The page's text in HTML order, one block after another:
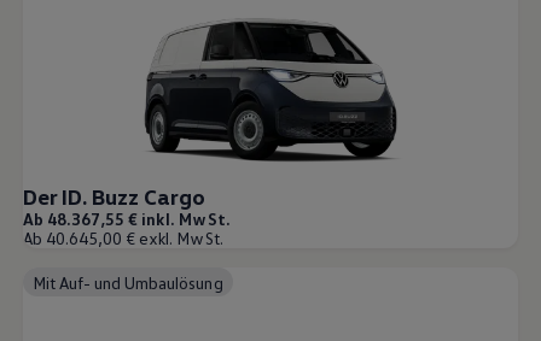
Der ID. Buzz Cargo
Ab 48.367,55 € inkl. MwSt.
Ab 40.645,00 € exkl. MwSt.
Mit Auf- und Umbaulösung